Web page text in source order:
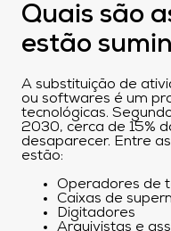
Quais são
estão
A substituição de
ou softwares é um
tecnológicas.
2030, cerca de 15%
desaparecer. Entre
estão:
Operadores de
Caixas de
Digitadores
Arquivistas e